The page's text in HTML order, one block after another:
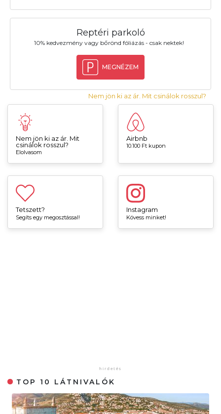
Reptéri parkoló
10% kedvezmény vagy bőrönd fóliázás - csak nektek!
MEGNÉZEM
Nem jön ki az ár. Mit csinálok rosszul?
Nem jön ki az ár. Mit
csinálok rosszul?
Elolvasom
Airbnb
10.100 Ft kupon
Tetszett?
Segíts egy megosztással!
Instagram
Kövess minket!
TOP 10 LÁTNIVALÓK